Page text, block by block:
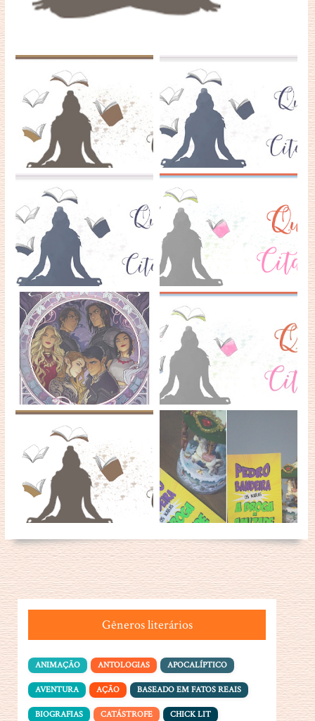
Gêneros literários
ANIMAÇÃO ANTOLOGIAS APOCALÍPTICO
AVENTURA AÇÃO BASEADO EM FATOS REAIS
BIOGRAFIAS CATÁSTROFE CHICK LIT